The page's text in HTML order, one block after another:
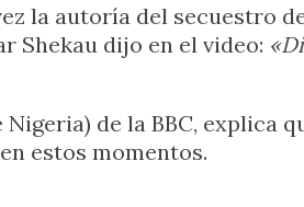
la autoría del secuestro
Shekau dijo en el video:
de la BBC, explica
estos momentos.